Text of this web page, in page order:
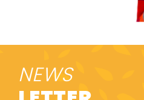
NEWS